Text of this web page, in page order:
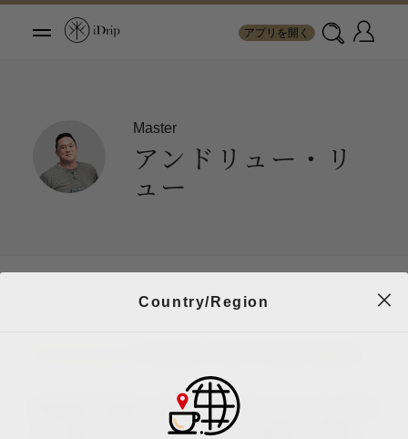
アプリを開く
Master
アンドリュー・リ
ュー
Andrew Lewは、2012年にてオーストラリアの
メルボルンにベーカリー工場を開設し、数年
Country/Region